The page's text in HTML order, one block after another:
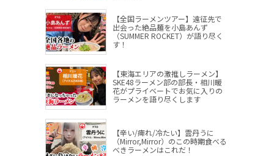
【全国ラーメンツアー】遠征先で
出会った絶品麺を小島あんず
（SUMMER ROCKET）が語り尽く
す！
【東海エリアの激推しラーメン】
SKE48ラーメン部の部長・相川暖
花がプライベートでお気に入りの
ラーメンを語り尽くします
【辛い/痺れ/冷たい】雲丹うに
（Mirror,Mirror）のこの時期食べる
べきラーメンはこれだ！